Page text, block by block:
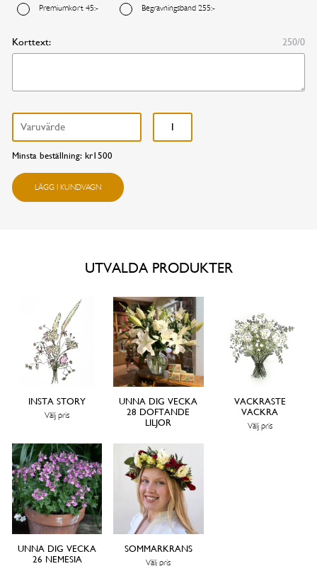
Premiumkort 45:- Begravningsband 255:-
Agavegrön Aprikos
Ljusblå
Mörkblå
Orange
Röd
Korttext: 250/0
Minsta beställning: kr1500
LÄGG I KUNDVAGN
UTVALDA PRODUKTER
INSTA STORY
Välj pris
UNNA DIG VECKA
28 DOFTANDE
LILJOR
VACKRASTE
VACKRA
Välj pris
UNNA DIG VECKA
26 NEMESIA
SOMMARKRANS
Välj pris
FORTSÄTT HANDLA GÅ TILL KASSAN